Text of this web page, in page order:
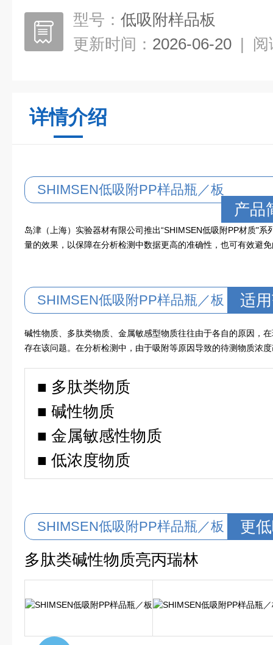
型号： 低吸附样品板
更新时间： 2026-06-20 | 阅
详情介绍
SHIMSEN低吸附PP样品瓶／板
产品
岛津（上海）实验器材有限公司推出“SHIMSEN低吸附PP材质"
量的效果，以保障在分析检测中数据更高的准确性，也可有效避
SHIMSEN低吸附PP样品瓶／板 适
碱性物质、多肽类物质、金属敏感型物质往往由于各自的原因，
存在该问题。在分析检测中，由于吸附等原因导致的待测物质浓
■ 多肽类物质
■ 碱性物质
■ 金属敏感性物质
■ 低浓度物质
SHIMSEN低吸附PP样品瓶／板
更
多肽类碱性物质亮丙瑞林